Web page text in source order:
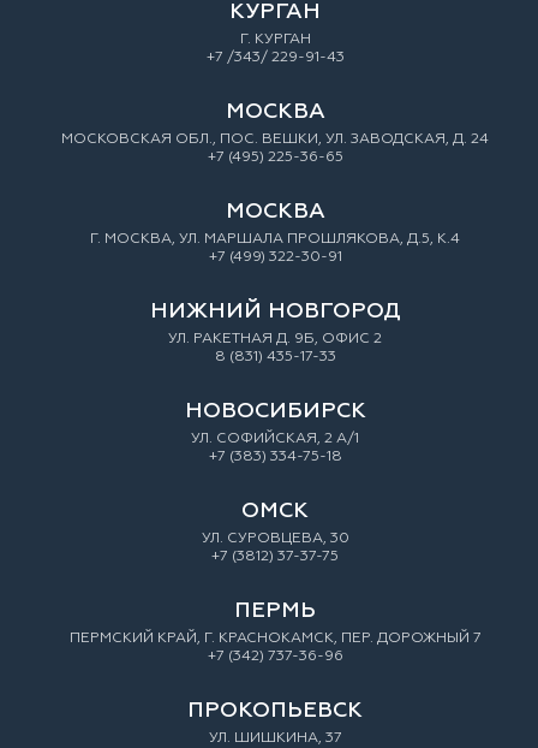
КУРГАН
Г. КУРГАН
+7 /343/ 229-91-43
МОСКВА
МОСКОВСКАЯ ОБЛ., ПОС. ВЕШКИ, УЛ. ЗАВОДСКАЯ, Д. 24
+7 (495) 225-36-65
МОСКВА
Г. МОСКВА, УЛ. МАРШАЛА ПРОШЛЯКОВА, Д.5, К.4
+7 (499) 322-30-91
НИЖНИЙ НОВГОРОД
УЛ. РАКЕТНАЯ Д. 9Б, ОФИС 2
8 (831) 435-17-33
НОВОСИБИРСК
УЛ. СОФИЙСКАЯ, 2 А/1
+7 (383) 334-75-18
ОМСК
УЛ. СУРОВЦЕВА, 30
+7 (3812) 37-37-75
ПЕРМЬ
ПЕРМСКИЙ КРАЙ, Г. КРАСНОКАМСК, ПЕР. ДОРОЖНЫЙ 7
+7 (342) 737-36-96
ПРОКОПЬЕВСК
УЛ. ШИШКИНА, 37